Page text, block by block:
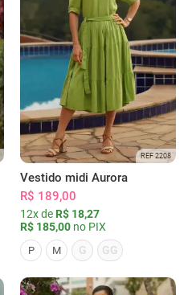
REF 2208
Vestido midi Aurora
R$ 189,00
12x de R$ 18,27
R$ 185,00 no PIX
P M G GG